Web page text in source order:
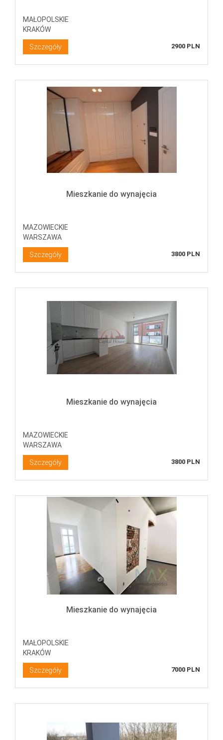
MAŁOPOLSKIE
KRAKÓW
Szczegóły 2900 PLN
Mieszkanie do wynajęcia
MAZOWIECKIE
WARSZAWA
Szczegóły 3800 PLN
Mieszkanie do wynajęcia
MAZOWIECKIE
WARSZAWA
Szczegóły 3800 PLN
Mieszkanie do wynajęcia
MAŁOPOLSKIE
KRAKÓW
Szczegóły 7000 PLN